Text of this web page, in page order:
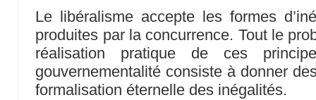
Le libéralisme accepte les formes
produites par la concurrence. Tout le
réalisation pratique de ces
gouvernementalité consiste à donner
formalisation éternelle des inégalités.